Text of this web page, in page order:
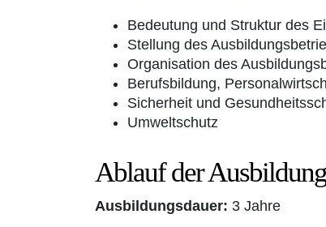
Bedeutung und Struktur des
Stellung des
Organisation des
Berufsbildung,
Sicherheit und
Umweltschutz
Ablauf der Ausbildung
Ausbildungsdauer: 3 Jahre